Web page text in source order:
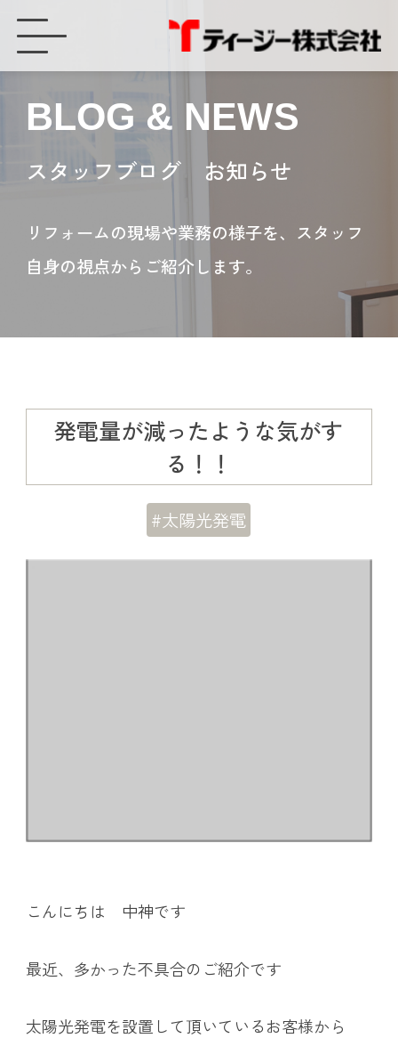
BLOG & NEWS
スタッフブログ お知らせ
リフォームの現場や業務の様子を、スタッフ
自身の視点からご紹介します。
発電量が減ったような気がす
る！！
#太陽光発電
こんにちは 中神です
最近、多かった不具合のご紹介です
太陽光発電を設置して頂いているお客様から